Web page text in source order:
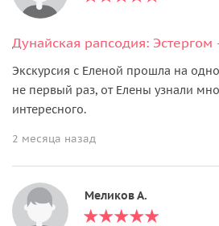
Экскурсия с Еленой прошла на
не первый раз, от Елены узнали
интересного.
2 месяца назад
Меликов А.